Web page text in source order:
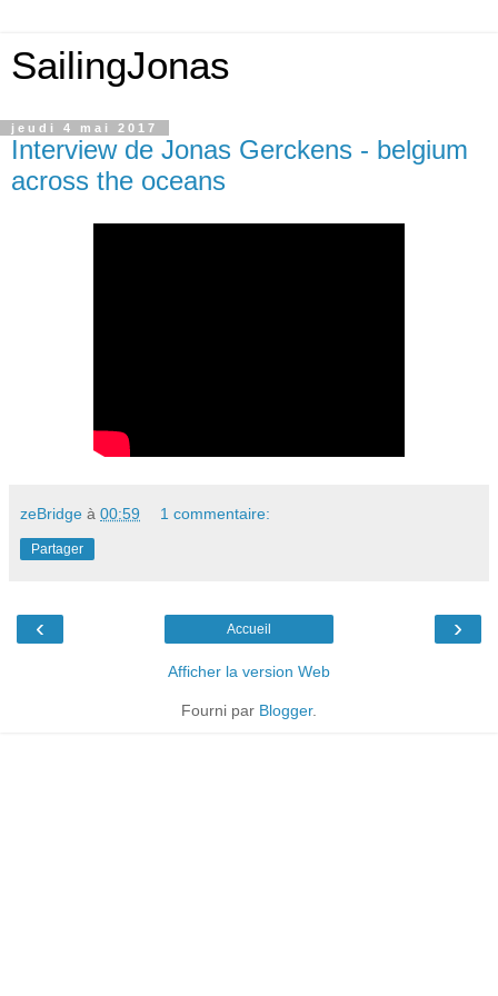
SailingJonas
jeudi 4 mai 2017
Interview de Jonas Gerckens - belgium
across the oceans
zeBridge à 00:59 1 commentaire:
Partager
‹ ›
Accueil
Afficher la version Web
Fourni par Blogger.